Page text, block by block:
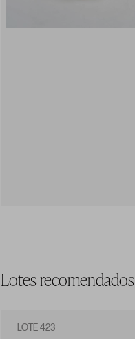
Lotes recomendados
LOTE 423